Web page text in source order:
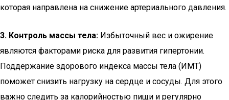
которая направлена на снижение артериального давления.
3. Контроль массы тела: Избыточный вес и ожирение
являются факторами риска для развития гипертонии.
Поддержание здорового индекса массы тела (ИМТ)
поможет снизить нагрузку на сердце и сосуды. Для этого
важно следить за калорийностью пищи и регулярно